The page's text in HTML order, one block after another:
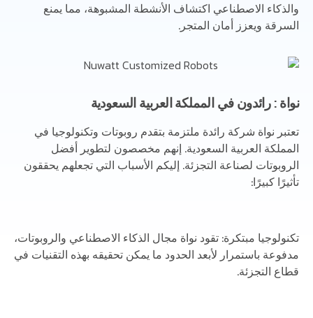
والذكاء الاصطناعي اكتشاف الأنشطة المشبوهة، مما يمنع
السرقة ويعزز أمان المتجر.
نواة : رائدون في المملكة العربية السعودية
تعتبر نواة شركة رائدة ملتزمة بتقدم روبوتات وتكنولوجيا في
المملكة العربية السعودية. إنهم مخصصون لتطوير أفضل
الروبوتات لصناعة التجزئة. إليكم الأسباب التي تجعلهم يحققون
تأثيرًا كبيرًا:
تكنولوجيا مبتكرة: تقود نواة مجال الذكاء الاصطناعي والروبوتات،
مدفوعة باستمرار لأبعد الحدود ما يمكن تحقيقه بهذه التقنيات في
قطاع التجزئة.